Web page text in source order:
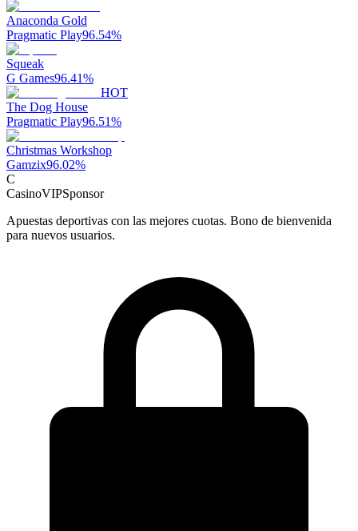
Anaconda Gold
Pragmatic Play96.54%
Squeak
G Games96.41%
HOT
The Dog House
Pragmatic Play96.51%
Christmas Workshop
Gamzix96.02%
C
CasinoVIPSponsor
Apuestas deportivas con las mejores cuotas. Bono de bienvenida
para nuevos usuarios.